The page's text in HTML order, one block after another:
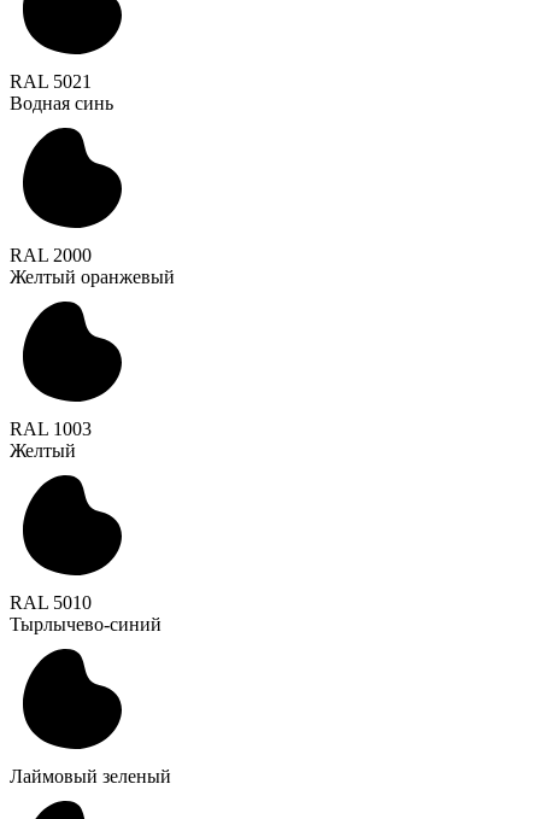
RAL 5021
Водная синь
RAL 2000
Желтый оранжевый
RAL 1003
Желтый
RAL 5010
Тырлычево-синий
Лаймовый зеленый